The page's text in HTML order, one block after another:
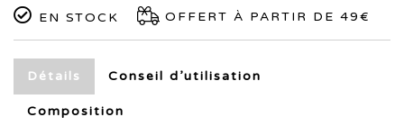
EN STOCK OFFERT À PARTIR DE 49€
Détails Conseil d’utilisation
Composition